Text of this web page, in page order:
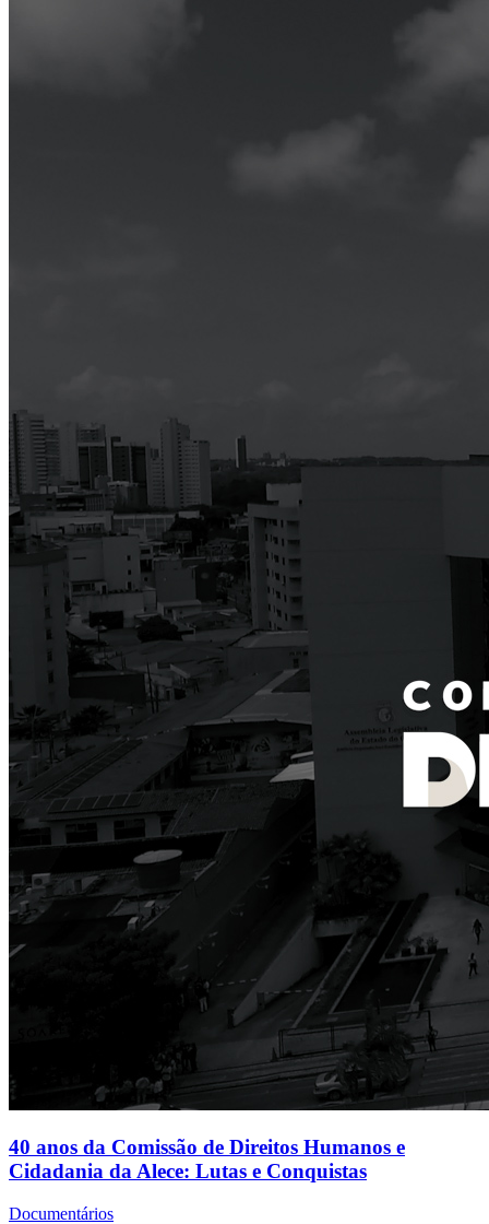
40 anos da Comissão de Direitos Humanos e
Cidadania da Alece: Lutas e Conquistas
Documentários